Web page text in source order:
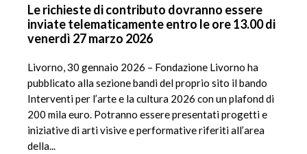
Le richieste di contributo dovranno essere
inviate telematicamente entro le ore 13.00 di
venerdì 27 marzo 2026
Livorno, 30 gennaio 2026 – Fondazione Livorno ha
pubblicato alla sezione bandi del proprio sito il bando
Interventi per l’arte e la cultura 2026 con un plafond di
200 mila euro. Potranno essere presentati progetti e
iniziative di arti visive e performative riferiti all’area
della...